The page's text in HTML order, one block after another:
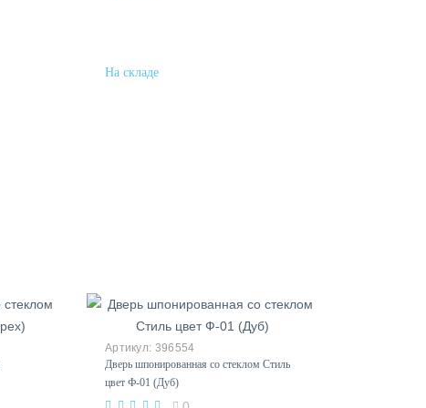
396554
Дверь шпонированная со стеклом Стиль
цвет Ф-01 (Дуб)